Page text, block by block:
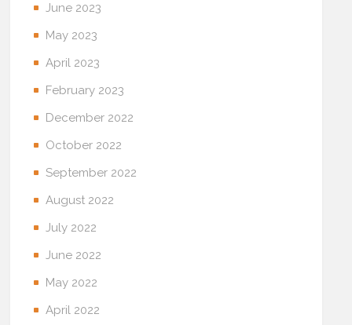
June 2023
May 2023
April 2023
February 2023
December 2022
October 2022
September 2022
August 2022
July 2022
June 2022
May 2022
April 2022